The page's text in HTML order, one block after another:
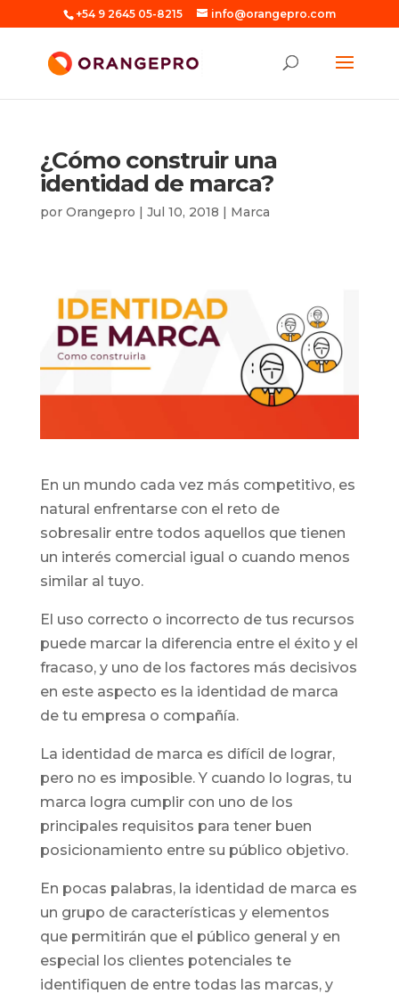
+54 9 2645 05-8215 info@orangepro.com
¿Cómo construir una
identidad de marca?
por Orangepro | Jul 10, 2018 | Marca
En un mundo cada vez más competitivo, es
natural enfrentarse con el reto de
sobresalir entre todos aquellos que tienen
un interés comercial igual o cuando menos
similar al tuyo.
El uso correcto o incorrecto de tus recursos
puede marcar la diferencia entre el éxito y el
fracaso, y uno de los factores más decisivos
en este aspecto es la identidad de marca
de tu empresa o compañía.
La identidad de marca es difícil de lograr,
pero no es imposible. Y cuando lo logras, tu
marca logra cumplir con uno de los
principales requisitos para tener buen
posicionamiento entre su público objetivo.
En pocas palabras, la identidad de marca es
un grupo de características y elementos
que permitirán que el público general y en
especial los clientes potenciales te
identifiquen de entre todas las marcas, y